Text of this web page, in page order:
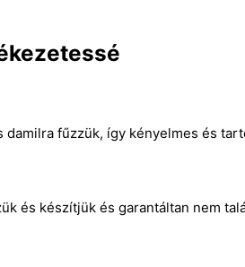
damilra fűzzük, így kényelmes és
és készítjük és garantáltan nem